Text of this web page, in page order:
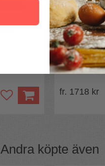
Norrjern
Smasha inne &
eller i ugnen.
fr. 1718 kr
Andra köpte även